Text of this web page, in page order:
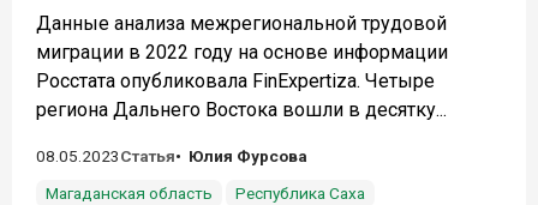
Данные анализа межрегиональной трудовой
миграции в 2022 году на основе информации
Росстата опубликовала FinExpertiza. Четыре
региона Дальнего Востока вошли в десятку...
08.05.2023Статья
Юлия Фурсова
Магаданская область
Республика Саха